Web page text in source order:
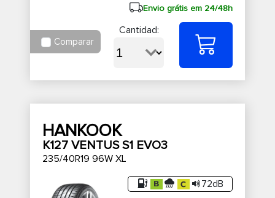
Envio grátis em 24/48h
Comparar
Cantidad:
HANKOOK
K127 VENTUS S1 EVO3
235/40R19 96W XL
72dB